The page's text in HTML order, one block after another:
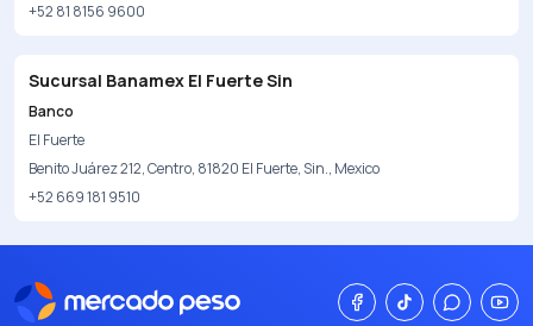
+52 81 8156 9600
Sucursal Banamex El Fuerte Sin
Banco
El Fuerte
Benito Juárez 212, Centro, 81820 El Fuerte, Sin., Mexico
+52 669 181 9510